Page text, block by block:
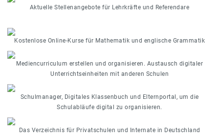
Aktuelle Stellenangebote für Lehrkräfte und Referendare
Kostenlose Online-Kurse für Mathematik und englische Grammatik
Mediencurriculum erstellen und organisieren. Austausch digitaler
Unterrichtseinheiten mit anderen Schulen
Schulmanager, Digitales Klassenbuch und Elternportal, um die
Schulabläufe digital zu organisieren.
Das Verzeichnis für Privatschulen und Internate in Deutschland